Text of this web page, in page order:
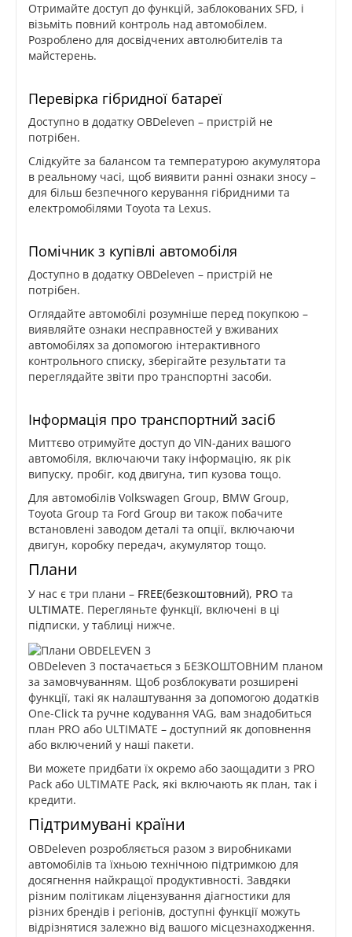
Отримайте доступ до функцій, заблокованих SFD, і
візьміть повний контроль над автомобілем.
Розроблено для досвідчених автолюбителів та
майстерень.
Перевірка гібридної батареї
Доступно в додатку OBDeleven – пристрій не
потрібен.
Слідкуйте за балансом та температурою акумулятора
в реальному часі, щоб виявити ранні ознаки зносу –
для більш безпечного керування гібридними та
електромобілями Toyota та Lexus.
Помічник з купівлі автомобіля
Доступно в додатку OBDeleven – пристрій не
потрібен.
Оглядайте автомобілі розумніше перед покупкою –
виявляйте ознаки несправностей у вживаних
автомобілях за допомогою інтерактивного
контрольного списку, зберігайте результати та
переглядайте звіти про транспортні засоби.
Інформація про транспортний засіб
Миттєво отримуйте доступ до VIN-даних вашого
автомобіля, включаючи таку інформацію, як рік
випуску, пробіг, код двигуна, тип кузова тощо.
Для автомобілів Volkswagen Group, BMW Group,
Toyota Group та Ford Group ви також побачите
встановлені заводом деталі та опції, включаючи
двигун, коробку передач, акумулятор тощо.
Плани
У нас є три плани – FREE(безкоштовний), PRO та
ULTIMATE. Перегляньте функції, включені в ці
підписки, у таблиці нижче.
OBDeleven 3 постачається з БЕЗКОШТОВНИМ планом
за замовчуванням. Щоб розблокувати розширені
функції, такі як налаштування за допомогою додатків
One-Click та ручне кодування VAG, вам знадобиться
план PRO або ULTIMATE – доступний як доповнення
або включений у наші пакети.
Ви можете придбати їх окремо або заощадити з PRO
Pack або ULTIMATE Pack, які включають як план, так і
кредити.
Підтримувані країни
OBDeleven розробляється разом з виробниками
автомобілів та їхньою технічною підтримкою для
досягнення найкращої продуктивності. Завдяки
різним політикам ліцензування діагностики для
різних брендів і регіонів, доступні функції можуть
відрізнятися залежно від вашого місцезнаходження.